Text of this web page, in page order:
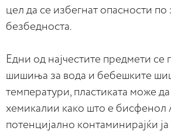
цел да се избегнат опасности по
безбедноста.
Едни од најчестите предмети се
шишиња за вода и бебешките
температури, пластиката може
хемикалии како што е бисфенол
потенцијално контаминирајќи ја